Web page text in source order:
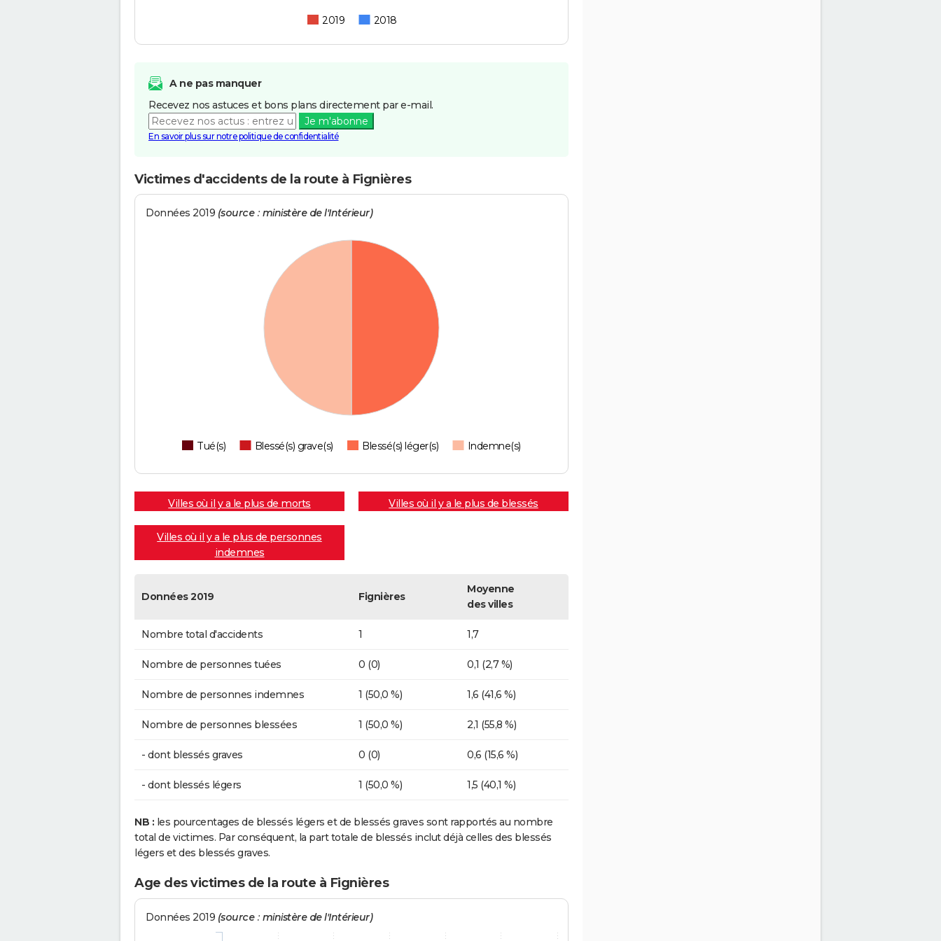
2019 2018
A ne pas manquer
Recevez nos astuces et bons plans directement par e-mail.
Je m'abonne
En savoir plus sur notre politique de confidentialité
Victimes d'accidents de la route à Fignières
Données 2019 (source : ministère de l'Intérieur)
Tué(s) Blessé(s) grave(s) Blessé(s) léger(s) Indemne(s)
Villes où il y a le plus de morts Villes où il y a le plus de blessés
Villes où il y a le plus de personnes
indemnes
Données 2019 Fignières
Moyenne
des villes
Nombre total d'accidents 1 1,7
Nombre de personnes tuées 0 (0) 0,1 (2,7 %)
Nombre de personnes indemnes 1 (50,0 %) 1,6 (41,6 %)
Nombre de personnes blessées 1 (50,0 %) 2,1 (55,8 %)
- dont blessés graves 0 (0) 0,6 (15,6 %)
- dont blessés légers 1 (50,0 %) 1,5 (40,1 %)
NB : les pourcentages de blessés légers et de blessés graves sont rapportés au nombre
total de victimes. Par conséquent, la part totale de blessés inclut déjà celles des blessés
légers et des blessés graves.
Age des victimes de la route à Fignières
Données 2019 (source : ministère de l'Intérieur)